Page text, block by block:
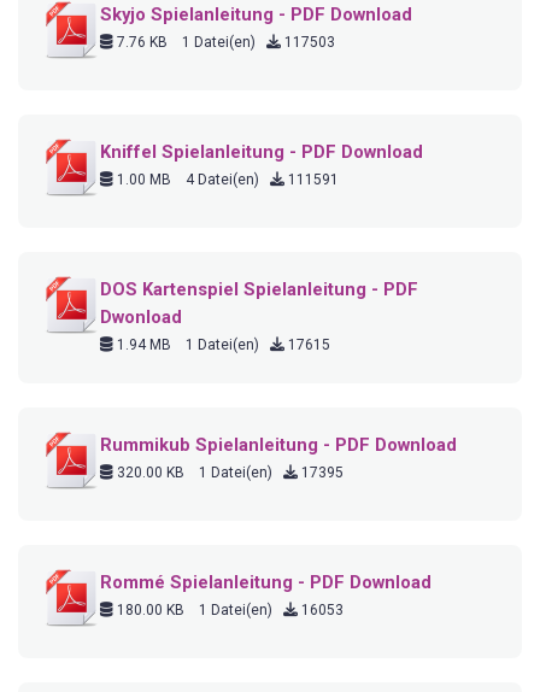
Skyjo Spielanleitung - PDF Download
7.76 KB 1 Datei(en) 117503
Kniffel Spielanleitung - PDF Download
1.00 MB 4 Datei(en) 111591
DOS Kartenspiel Spielanleitung - PDF
Dwonload
1.94 MB 1 Datei(en) 17615
Rummikub Spielanleitung - PDF Download
320.00 KB 1 Datei(en) 17395
Rommé Spielanleitung - PDF Download
180.00 KB 1 Datei(en) 16053